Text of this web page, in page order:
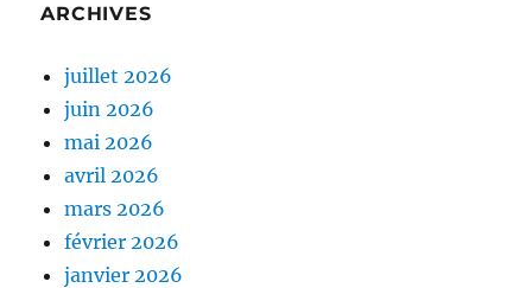
ARCHIVES
juillet 2026
juin 2026
mai 2026
avril 2026
mars 2026
février 2026
janvier 2026